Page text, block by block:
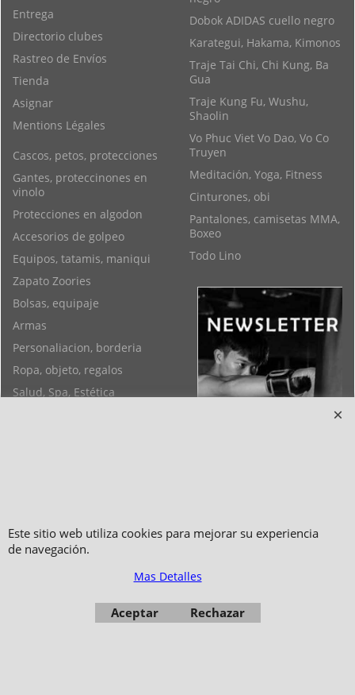
Entrega
Directorio clubes
Rastreo de Envíos
Tienda
Asignar
Mentions Légales
Dobok ADIDAS cuello negro
Karategui, Hakama, Kimonos
Traje Tai Chi, Chi Kung, Ba
Gua
Traje Kung Fu, Wushu,
Shaolin
Vo Phuc Viet Vo Dao, Vo Co
Truyen
Meditación, Yoga, Fitness
Cinturones, obi
Pantalones, camisetas MMA,
Boxeo
Todo Lino
Cascos, petos, protecciones
Gantes, proteccinones en
vinolo
Protecciones en algodon
Accesorios de golpeo
Equipos, tatamis, maniqui
Zapato Zoories
Bolsas, equipaje
Armas
Personaliacion, borderia
Ropa, objeto, regalos
Salud, Spa, Estética
marciales
Este sitio web utiliza cookies para mejorar su experiencia
de navegación.
Mas Detalles
Aceptar Rechazar